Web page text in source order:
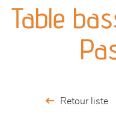
séjours
meubles de
Table
Retour liste